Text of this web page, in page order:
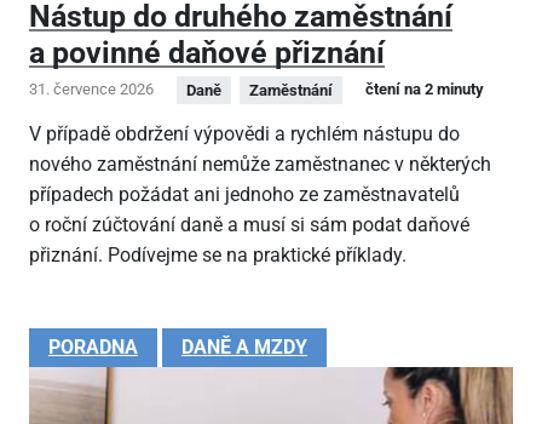
Nástup do druhého zaměstnání
a povinné daňové přiznání
31. července 2026 Daně Zaměstnání čtení na 2 minuty
V případě obdržení výpovědi a rychlém nástupu do
nového zaměstnání nemůže zaměstnanec v některých
případech požádat ani jednoho ze zaměstnavatelů
o roční zúčtování daně a musí si sám podat daňové
přiznání. Podívejme se na praktické příklady.
PORADNA DANĚ A MZDY